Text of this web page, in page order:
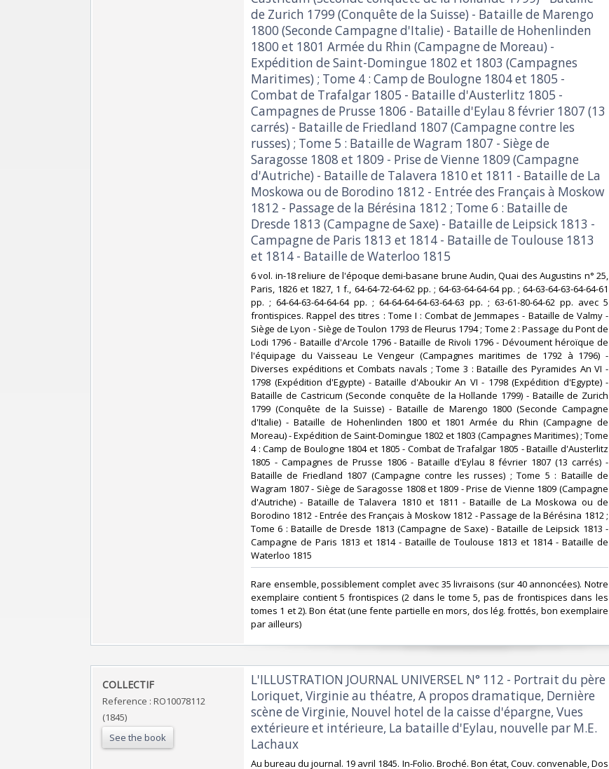
de Zurich 1799 (Conquête de la Suisse) - Bataille de Marengo
1800 (Seconde Campagne d'Italie) - Bataille de Hohenlinden
1800 et 1801 Armée du Rhin (Campagne de Moreau) -
Expédition de Saint-Domingue 1802 et 1803 (Campagnes
Maritimes) ; Tome 4 : Camp de Boulogne 1804 et 1805 -
Combat de Trafalgar 1805 - Bataille d'Austerlitz 1805 -
Campagnes de Prusse 1806 - Bataille d'Eylau 8 février 1807 (13
carrés) - Bataille de Friedland 1807 (Campagne contre les
russes) ; Tome 5 : Bataille de Wagram 1807 - Siège de
Saragosse 1808 et 1809 - Prise de Vienne 1809 (Campagne
d'Autriche) - Bataille de Talavera 1810 et 1811 - Bataille de La
Moskowa ou de Borodino 1812 - Entrée des Français à Moskow
1812 - Passage de la Bérésina 1812 ; Tome 6 : Bataille de
Dresde 1813 (Campagne de Saxe) - Bataille de Leipsick 1813 -
Campagne de Paris 1813 et 1814 - Bataille de Toulouse 1813
et 1814 - Bataille de Waterloo 1815‎
‎6 vol. in-18 reliure de l'époque demi-basane brune Audin, Quai des Augustins n° 25,
Paris, 1826 et 1827, 1 f., 64-64-72-64-62 pp. ; 64-63-64-64-64 pp. ; 64-63-64-63-64-64-61
pp. ; 64-64-63-64-64-64 pp. ; 64-64-64-64-63-64-63 pp. ; 63-61-80-64-62 pp. avec 5
frontispices. Rappel des titres : Tome I : Combat de Jemmapes - Bataille de Valmy -
Siège de Lyon - Siège de Toulon 1793 de Fleurus 1794 ; Tome 2 : Passage du Pont de
Lodi 1796 - Bataille d'Arcole 1796 - Bataille de Rivoli 1796 - Dévoument héroïque de
l'équipage du Vaisseau Le Vengeur (Campagnes maritimes de 1792 à 1796) -
Diverses expéditions et Combats navals ; Tome 3 : Bataille des Pyramides An VI -
1798 (Expédition d'Egypte) - Bataille d'Aboukir An VI - 1798 (Expédition d'Egypte) -
Bataille de Castricum (Seconde conquête de la Hollande 1799) - Bataille de Zurich
1799 (Conquête de la Suisse) - Bataille de Marengo 1800 (Seconde Campagne
d'Italie) - Bataille de Hohenlinden 1800 et 1801 Armée du Rhin (Campagne de
Moreau) - Expédition de Saint-Domingue 1802 et 1803 (Campagnes Maritimes) ; Tome
4 : Camp de Boulogne 1804 et 1805 - Combat de Trafalgar 1805 - Bataille d'Austerlitz
1805 - Campagnes de Prusse 1806 - Bataille d'Eylau 8 février 1807 (13 carrés) -
Bataille de Friedland 1807 (Campagne contre les russes) ; Tome 5 : Bataille de
Wagram 1807 - Siège de Saragosse 1808 et 1809 - Prise de Vienne 1809 (Campagne
d'Autriche) - Bataille de Talavera 1810 et 1811 - Bataille de La Moskowa ou de
Borodino 1812 - Entrée des Français à Moskow 1812 - Passage de la Bérésina 1812 ;
Tome 6 : Bataille de Dresde 1813 (Campagne de Saxe) - Bataille de Leipsick 1813 -
Campagne de Paris 1813 et 1814 - Bataille de Toulouse 1813 et 1814 - Bataille de
Waterloo 1815‎
‎Rare ensemble, possiblement complet avec 35 livraisons (sur 40 annoncées). Notre
exemplaire contient 5 frontispices (2 dans le tome 5, pas de frontispices dans les
tomes 1 et 2). Bon état (une fente partielle en mors, dos lég. frottés, bon exemplaire
par ailleurs)‎
‎COLLECTIF‎
Reference : RO10078112
(1845)
See the book
‎L'ILLUSTRATION JOURNAL UNIVERSEL N° 112 - Portrait du père
Loriquet, Virginie au théatre, A propos dramatique, Dernière
scène de Virginie, Nouvel hotel de la caisse d'épargne, Vues
extérieure et intérieure, La bataille d'Eylau, nouvelle par M.E.
Lachaux‎
‎Au bureau du journal. 19 avril 1845. In-Folio. Broché. Bon état, Couv. convenable, Dos